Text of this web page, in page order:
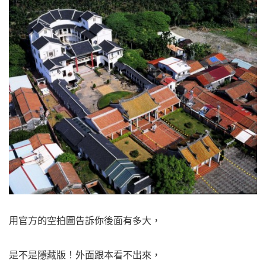
用官方的空拍圖告訴你後面有多大，
是不是隱藏版！外面跟本看不出來，